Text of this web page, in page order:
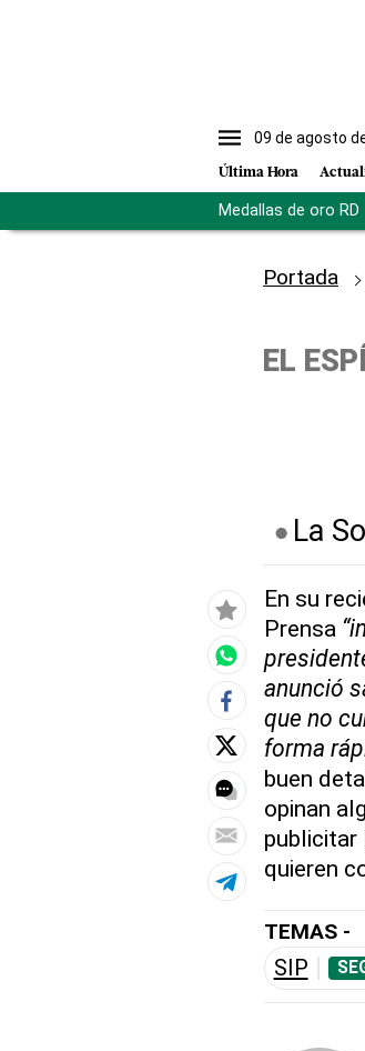
09 de agosto
Última Hora
Medallas de oro RD
Portada
EL
La
En su
Prensa
anunció
que no
forma
buen
opinan
publicitar
quieren
TEMAS -
SIP